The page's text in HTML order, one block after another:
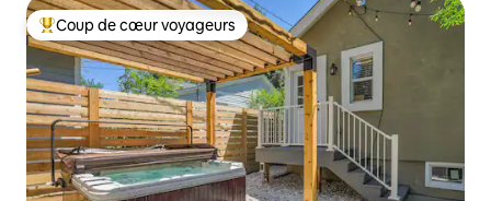
Coups de cœur voyageurs les plus appréciés
Coup de cœur voyageurs